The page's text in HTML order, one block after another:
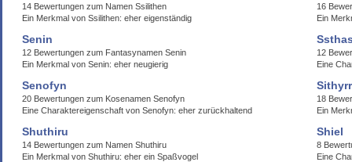
14 Bewertungen zum Namen Ssilithen
Ein Merkmal von Ssilithen: eher eigenständig
16
Ein
Senin
12 Bewertungen zum Fantasynamen Senin
Ein Merkmal von Senin: eher neugierig
12
Eine
Senofyn
20 Bewertungen zum Kosenamen Senofyn
Eine Charaktereigenschaft von Senofyn: eher zurückhaltend
18
Ein
Shuthiru
14 Bewertungen zum Namen Shuthiru
Ein Merkmal von Shuthiru: eher ein Spaßvogel
Shiel
8
Eine